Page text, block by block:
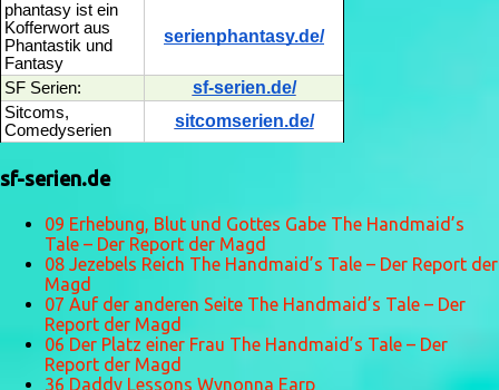
phantasy ist ein
Kofferwort aus
Phantastik und
Fantasy
serienphantasy.de/
SF Serien: sf-serien.de/
Sitcoms,
Comedyserien
sitcomserien.de/
sf-serien.de
09 Erhebung, Blut und Gottes Gabe The Handmaid’s
Tale – Der Report der Magd
08 Jezebels Reich The Handmaid’s Tale – Der Report der
Magd
07 Auf der anderen Seite The Handmaid’s Tale – Der
Report der Magd
06 Der Platz einer Frau The Handmaid’s Tale – Der
Report der Magd
36 Daddy Lessons Wynonna Earp